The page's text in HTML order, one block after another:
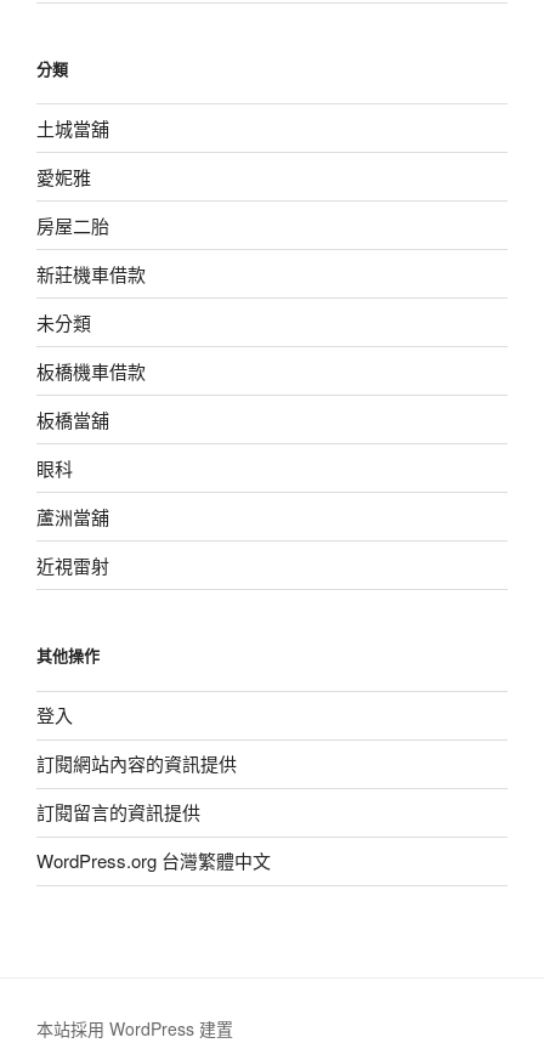
分類
土城當舖
愛妮雅
房屋二胎
新莊機車借款
未分類
板橋機車借款
板橋當舖
眼科
蘆洲當舖
近視雷射
其他操作
登入
訂閱網站內容的資訊提供
訂閱留言的資訊提供
WordPress.org 台灣繁體中文
本站採用 WordPress 建置